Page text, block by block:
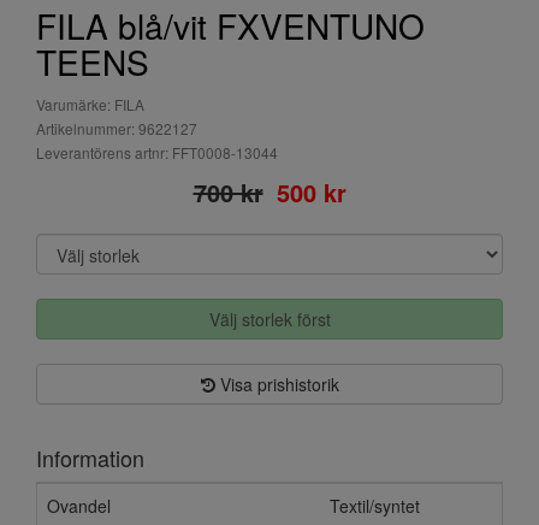
FILA blå/vit FXVENTUNO
TEENS
Varumärke: FILA
Artikelnummer: 9622127
Leverantörens artnr: FFT0008-13044
700 kr 500 kr
Välj storlek först
Visa prishistorik
Information
Ovandel
Textil/syntet